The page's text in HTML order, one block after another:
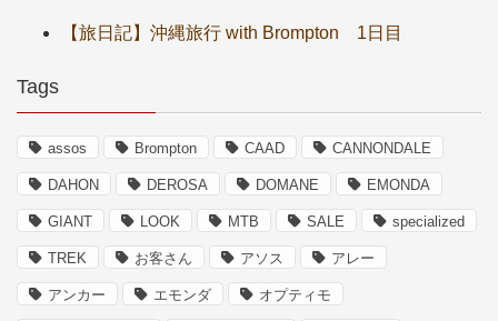
【旅日記】沖縄旅行 with Brompton 1日目
Tags
assos Brompton CAAD CANNONDALE
DAHON DEROSA DOMANE EMONDA
GIANT LOOK MTB SALE specialized
TREK お客さん アソス アレー
アンカー エモンダ オプティモ